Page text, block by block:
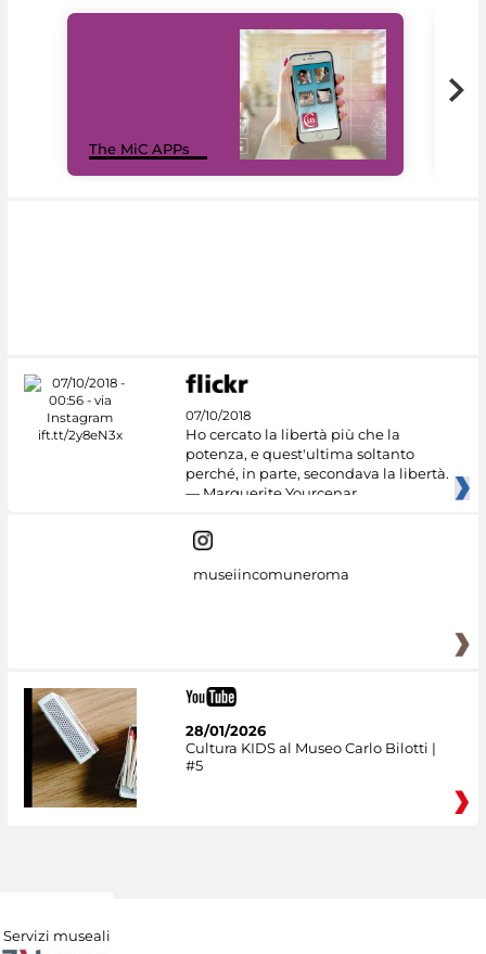
The MiC APPs
07/10/2018
Ho cercato la libertà più che la
potenza, e quest'ultima soltanto
perché, in parte, secondava la libertà.
— Marguerite Yourcenar
museiincomuneroma
28/01/2026
Cultura KIDS al Museo Carlo Bilotti |
#5
Servizi museali